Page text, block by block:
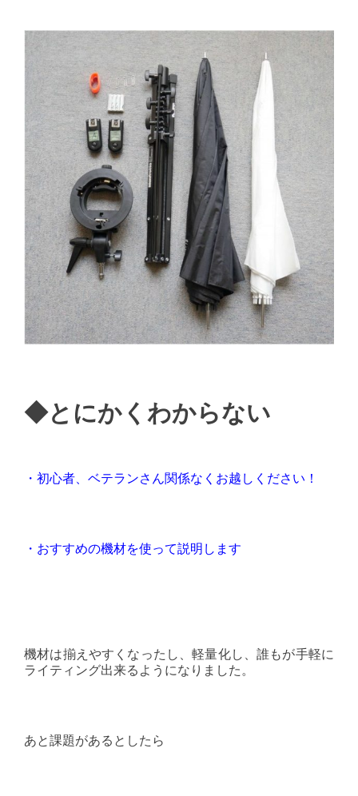
◆とにかくわからない
・初心者、ベテランさん関係なくお越しください！
・おすすめの機材を使って説明します
機材は揃えやすくなったし、軽量化し、誰もが手軽に
ライティング出来るようになりました。
あと課題があるとしたら